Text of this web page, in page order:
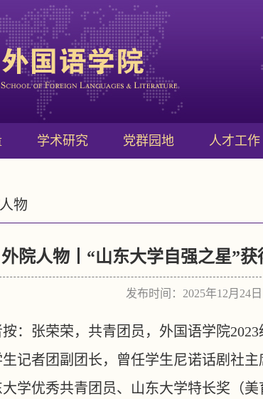
学术研究 党群园地 人才工作
物
外院人物丨“山东大学自强之星”
发布时间：2025年12月
：张荣荣，共青团员，外国语学院
记者团副团长，曾任学生尼诺话剧社
学优秀共青团员、山东大学特长奖（美